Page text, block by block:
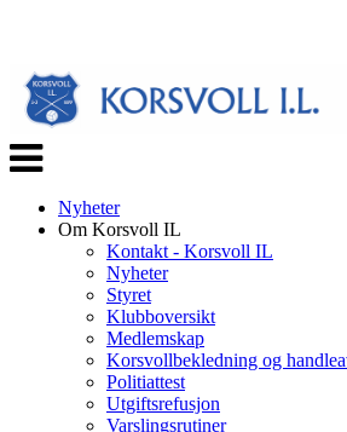
Veksle
navigasjon
Nyheter
Om Korsvoll IL
Kontakt - Korsvoll IL
Nyheter
Styret
Klubboversikt
Medlemskap
Korsvollbekledning og
Politiattest
Utgiftsrefusjon
Varslingsrutiner